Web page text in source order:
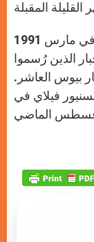
يُذكر أن رئيس الأساقفة لوفيبر توفّي في مارس 1991
الذين رُسموا
بيوس العاشر.
فيلاي في